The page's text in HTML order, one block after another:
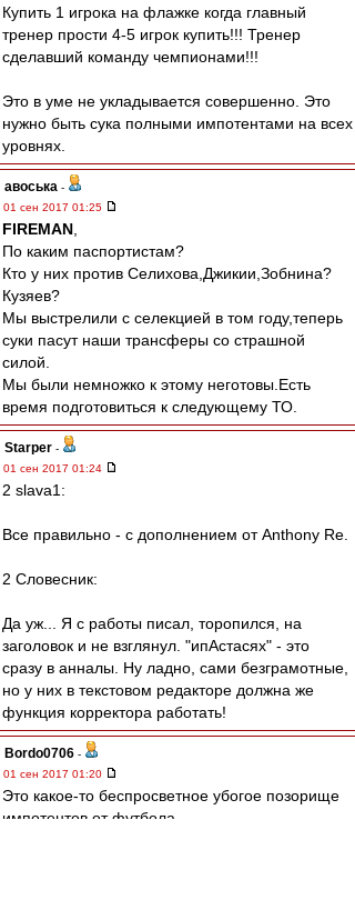
Купить 1 игрока на флажке когда главный
тренер прости 4-5 игрок купить!!! Тренер
сделавший команду чемпионами!!!
Это в уме не укладывается совершенно. Это
нужно быть сука полными импотентами на всех
уровнях.
авоська -
01 сен 2017 01:25
FIREMAN
По каким паспортистам?
Кто у них против Селихова,Джикии,Зобнина?
Кузяев?
Мы выстрелили с селекцией в том году,теперь
суки пасут наши трансферы со страшной
силой.
Мы были немножко к этому неготовы.Есть
время подготовиться к следующему ТО.
Starper -
01 сен 2017 01:24
2 slava1:
Все правильно - с дополнением от Anthony Re.
2 Словесник:
Да уж... Я с работы писал, торопился, на
заголовок и не взглянул. "ипАстасях" - это
сразу в анналы. Ну ладно, сами безграмотные,
но у них в текстовом редакторе должна же
функция корректора работать!
Bordo0706 -
01 сен 2017 01:20
Это какое-то беспросветное убогое позорище
импотентов от футбола.